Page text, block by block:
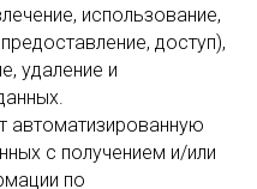
использование,
доступ),
удаление и
автоматизированную
с получением и/или
по